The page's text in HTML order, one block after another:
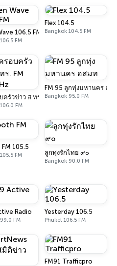
106.5 FM
FM
Flex 104.5
Bangkok 104.5 FM
รัวข่าว ส.ทร. FM 106 MHz
FM
FM 95 ลูกทุ่งมหานคร อส
Bangkok 95.0 FM
Radio)
105.5
FM ลูกทุ่งรักไทย ๙๐
Bangkok 90.0 FM
Radio
FM
Yesterday 106.5
Phuket 106.5 FM
FM91 Trafficpro